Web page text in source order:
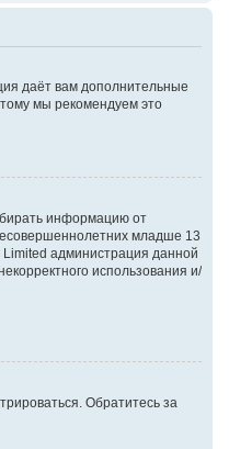
даёт вам дополнительные
мы рекомендуем это
информацию от
младше 13
администрация данной
использования и/
Обратитесь за